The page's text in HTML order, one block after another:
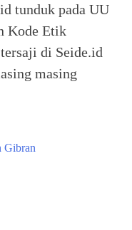
tunduk pada UU
Kode Etik
di Seide.id
masing
Gibran